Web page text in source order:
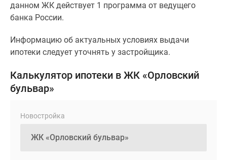
данном ЖК действует 1 программа от ведущего
банка России.
Информацию об актуальных условиях выдачи
ипотеки следует уточнять у застройщика.
Калькулятор ипотеки в ЖК «Орловский
бульвар»
Новостройка